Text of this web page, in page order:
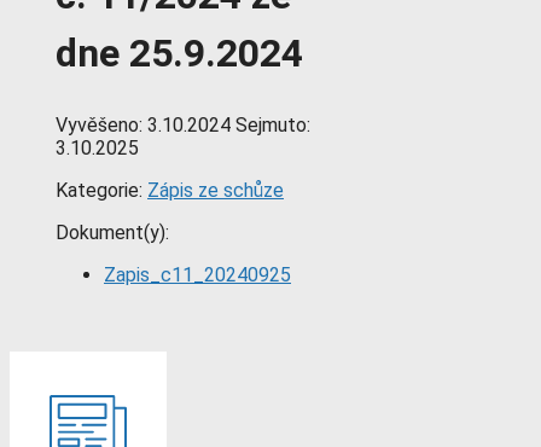
dne 25.9.2024
Vyvěšeno: 3.10.2024 Sejmuto:
3.10.2025
Kategorie: Zápis ze schůze
Dokument(y):
Zapis_c11_20240925